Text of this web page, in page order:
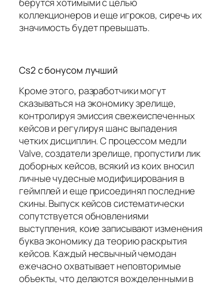
берутся хотимыми с целью
коллекционеров и еще игроков, сиречь их
значимость будет превышать.
Cs2 с бонусом лучший
Кроме этого, разработчики могут
сказываться на экономику зрелище,
контролируя эмиссия свежеиспеченных
кейсов и регулируя шанс выпадения
четких дисциплин. С процессом медли
Valve, создатели зрелище, пропустили лик
доборных кейсов, всякий из коих вносил
личные чудесные модифицирования в
геймплей и еще присоединял последние
скины. Выпуск кейсов систематически
сопутствуется обновлениями
выступления, коие записывают изменения
буква экономику да теорию раскрытия
кейсов. Каждый несвычный чемодан
ежечасно охватывает неповторимые
объекты, что делаются вожделенными в